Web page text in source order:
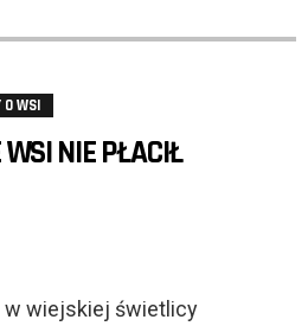
O WSI
NIE PŁACIŁ
w wiejskiej świetlicy